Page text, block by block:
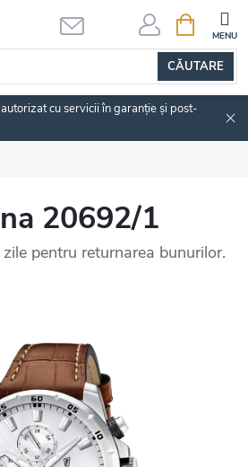
CĂUTARE
DE
cu servicii în garanție și post-
20692/1
pentru returnarea bunurilor.